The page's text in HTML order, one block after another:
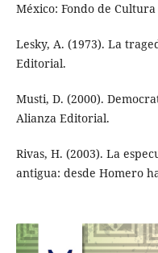
México: Fondo de Cultura
Lesky, A. (1973). La
Editorial.
Musti, D. (2000).
Alianza Editorial.
Rivas, H. (2003). La
antigua: desde Homero